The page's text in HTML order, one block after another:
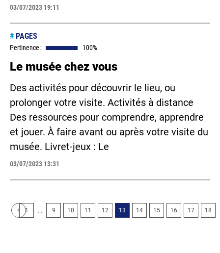
03/07/2023 19:11
# PAGES
Pertinence: 100%
Le musée chez vous
Des activités pour découvrir le lieu, ou
prolonger votre visite. Activités à distance
Des ressources pour comprendre, apprendre
et jouer. À faire avant ou après votre visite du
musée. Livret-jeux : Le
03/07/2023 13:31
1 9 10 11 12 13 14 15 16 17 18